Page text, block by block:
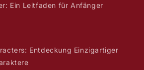
Ein Leitfaden für Anfänger
Entdeckung Einzigartiger